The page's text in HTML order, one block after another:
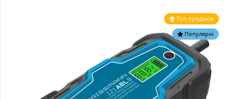
Топ продажів
Популярні